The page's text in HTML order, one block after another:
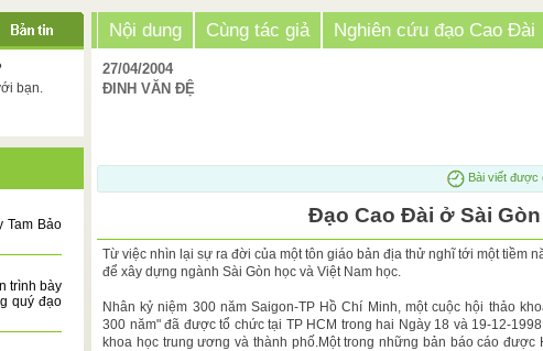
bạn.
Tam Bảo
trình bày
quý đạo
Nội dung Cùng tác giả Nghiên cứu đạo Cao Đài
27/04/2004
ĐINH VĂN ĐỆ
Bài viết được
Đạo Cao Đài ở Sài Gòn
Từ việc nhìn lại sự ra đời của một tôn giáo bản địa thử nghĩ tới một tiềm
để xây dựng ngành Sài Gòn học và Việt Nam học.
Nhân kỷ niệm 300 năm Saigon-TP Hồ Chí Minh, một cuộc hội thảo
300 năm" đã được tổ chức tại TP HCM trong hai Ngày 18 và 19-12-
khoa học trung ương và thành phố.Một trong những bản báo cáo